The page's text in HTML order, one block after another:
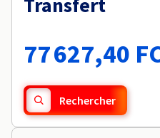
Transfert
77 627,40
Rechercher